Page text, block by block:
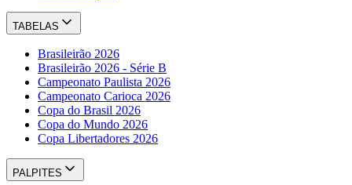
TABELAS
Brasileirão 2026
Brasileirão 2026 - Série B
Campeonato Paulista 2026
Campeonato Carioca 2026
Copa do Brasil 2026
Copa do Mundo 2026
Copa Libertadores 2026
PALPITES